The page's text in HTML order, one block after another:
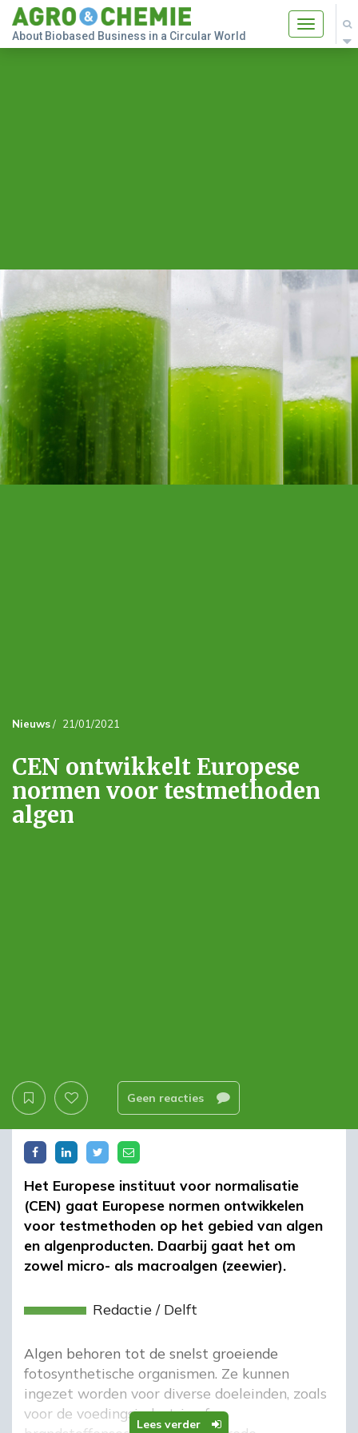
Toggle
About Biobased Business in a Circular World
Nieuws/ 21/01/2021
CEN ontwikkelt Europese
normen voor testmethoden
algen
Geen reacties
Lees verder
Het Europese instituut voor normalisatie
(CEN) gaat Europese normen ontwikkelen
voor testmethoden op het gebied van algen
en algenproducten. Daarbij gaat het om
zowel micro- als macroalgen (zeewier).
Redactie / Delft
Algen behoren tot de snelst groeiende
fotosynthetische organismen. Ze kunnen
ingezet worden voor diverse doeleinden, zoals
voor de voedingsindustrie of